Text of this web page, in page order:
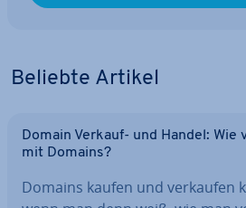
Beliebte Artikel
Domain Verkauf- und Handel: Wie
mit Domains?
Domains kaufen und verkaufen